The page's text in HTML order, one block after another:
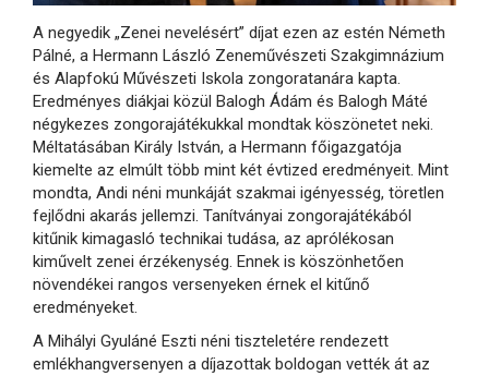
A negyedik „Zenei nevelésért” díjat ezen az estén Németh
Pálné, a Hermann László Zeneművészeti Szakgimnázium
és Alapfokú Művészeti Iskola zongoratanára kapta.
Eredményes diákjai közül Balogh Ádám és Balogh Máté
négykezes zongorajátékukkal mondtak köszönetet neki.
Méltatásában Király István, a Hermann főigazgatója
kiemelte az elmúlt több mint két évtized eredményeit. Mint
mondta, Andi néni munkáját szakmai igényesség, töretlen
fejlődni akarás jellemzi. Tanítványai zongorajátékából
kitűnik kimagasló technikai tudása, az aprólékosan
kiművelt zenei érzékenység. Ennek is köszönhetően
növendékei rangos versenyeken érnek el kitűnő
eredményeket.
A Mihályi Gyuláné Eszti néni tiszteletére rendezett
emlékhangversenyen a díjazottak boldogan vették át az